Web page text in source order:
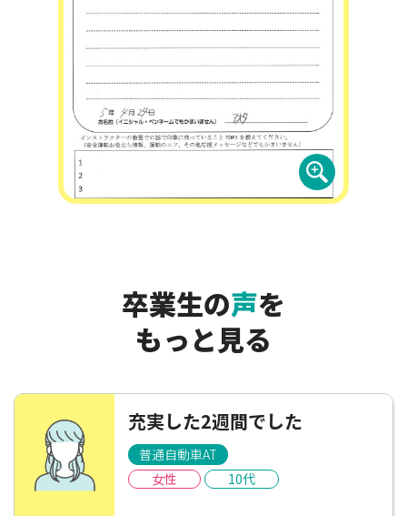
卒業生の声を
もっと見る
充実した2週間でした
普通自動車AT
女性
10代